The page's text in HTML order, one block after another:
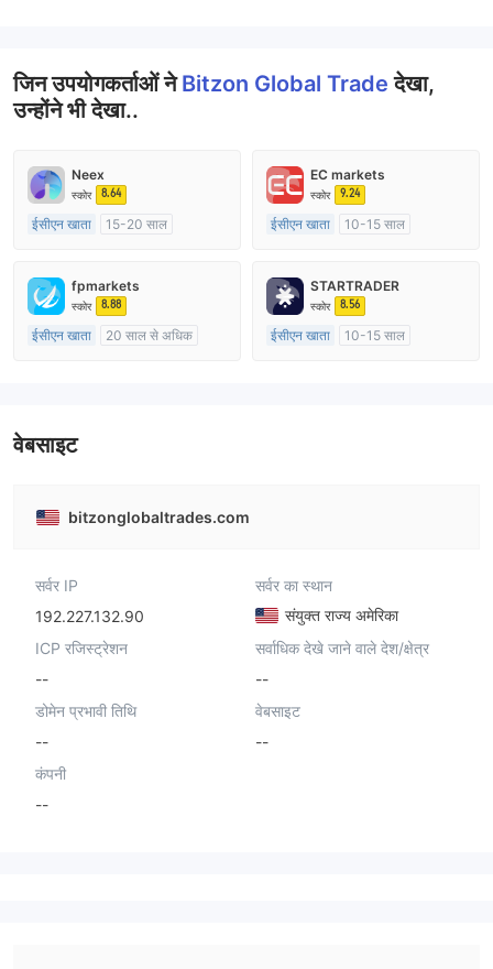
जिन उपयोगकर्ताओं नेBitzon Global Tradeदेखा,
उन्होंने भी देखा..
Neex
स्कोर 8.64
ईसीएन खाता
15-20 साल
मार्केट मेकिंग (एमएम)
मुख्य-लेबल MT4
EC markets
स्कोर 9.24
ईसीएन खाता
10-15 साल
मार्केट मेकिंग (एमएम)
मुख्य-लेबल MT4
fpmarkets
स्कोर 8.88
ईसीएन खाता
20 साल से अधिक
STARTRADER
स्कोर 8.56
ईसीएन खाता
10-15 साल
वेबसाइट
bitzonglobaltrades.com
सर्वर IP
192.227.132.90
सर्वर का स्थान
संयुक्त राज्य अमेरिका
ICP रजिस्ट्रेशन
--
सर्वाधिक देखे जाने वाले देश/क्षेत्र
--
डोमेन प्रभावी तिथि
--
वेबसाइट
--
कंपनी
--